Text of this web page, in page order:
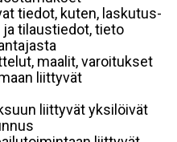
tiedot, kuten, laskutus-
tilaustiedot, tieto
maalit, varoitukset
liittyvät
liittyvät yksilöivät